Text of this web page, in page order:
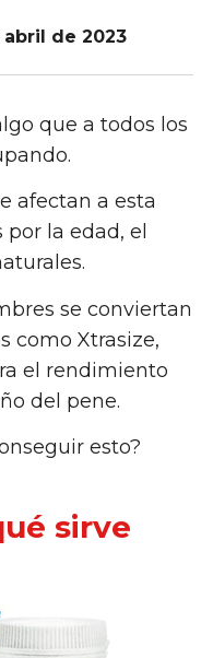
de 2023
que a todos los
afectan a esta
la edad, el
se conviertan
como Xtrasize,
el rendimiento
del pene.
esto?
sirve